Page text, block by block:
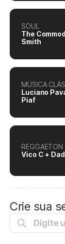
SOUL
The
Smith
MÚSICA
Luciano
Piaf
REGGAETON
Vico C +
Crie sua